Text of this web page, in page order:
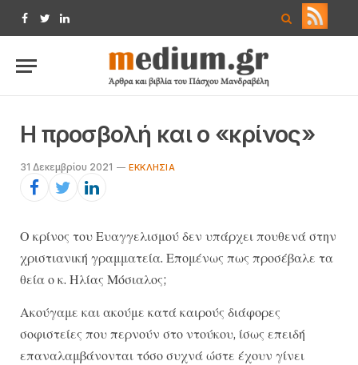
Facebook
TwitterLinkedIn
Η προσβολή και ο «κρίνος»
31 Δεκεμβρίου 2021 ΕΚΚΛΗΣΊΑ
Ο κρίνος του Ευαγγελισμού δεν υπάρχει πουθενά στην
χριστιανική γραμματεία. Επομένως πως προσέβαλε τα
θεία ο κ. Ηλίας Μόσιαλος;
Ακούγαμε και ακούμε κατά καιρούς διάφορες
σοφιστείες που περνούν στο ντούκου, ίσως επειδή
επαναλαμβάνονται τόσο συχνά ώστε έχουν γίνει